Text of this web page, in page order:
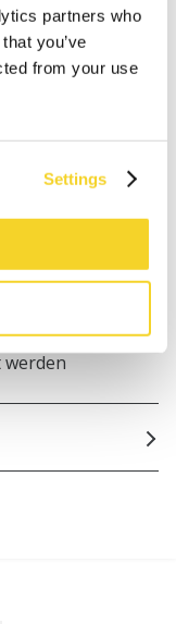
partners who
you’ve
from your use
Settings
Wollmischung
Garn
zusätzlichen
Eigenschaften
von Hand